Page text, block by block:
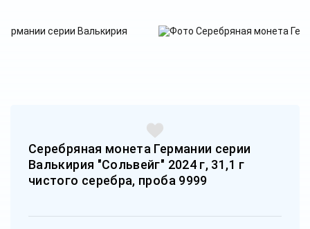
Серебряная монета Германии серии
Валькирия "Сольвейг" 2024 г, 31,1 г
чистого серебра, проба 9999